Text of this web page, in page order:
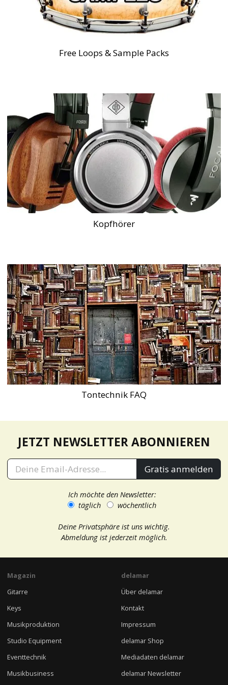
Free Loops & Sample Packs
Kopfhörer
Tontechnik FAQ
JETZT NEWSLETTER ABONNIEREN
Gratis anmelden
Ich möchte den Newsletter:
täglich
wöchentlich
Deine Privatsphäre ist uns wichtig.
Abmeldung ist jederzeit möglich.
Magazin
Gitarre
Keys
Musikproduktion
Studio Equipment
Eventtechnik
Musikbusiness
delamar
Über delamar
Kontakt
Impressum
delamar Shop
Mediadaten delamar
delamar Newsletter